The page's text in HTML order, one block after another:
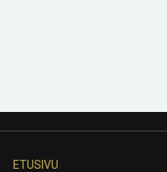
ETUSIVU